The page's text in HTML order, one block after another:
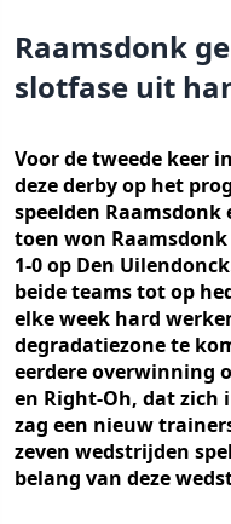
Raamsdonk
slotfase uit
Voor de tweede keer
deze derby op het
speelden
toen won
1-0 op Den
beide teams tot op
elke week hard
degradatiezone te
eerdere overwinning
en Right-Oh, dat zich
zag een nieuw
zeven wedstrijden
belang van deze